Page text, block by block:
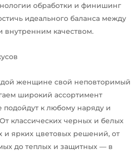
обработки и финишинг
идеального баланса между
качеством.
женщине свой неповторимый
широкий ассортимент
подойдут к любому наряду и
классических черных и белых
и ярких цветовых решений, от
до теплых и защитных — в